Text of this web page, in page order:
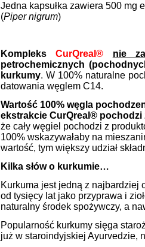
112,00 zł
Cena regularna: 134,90 zł
do koszyka
Jedna kapsułka zawiera 500 mg
(Piper nigrum)
KompleksCurQreal® nie
petrochemicznych
kurkumy. W 100% naturalne
datowania węglem C14.
Wartość 100% węgla
ekstrakcie CurQreal®
że cały węgiel pochodzi z
100% wskazywałaby na
wartość, tym większy udział
Kilka słów o kurkumie…
Kurkuma jest jedną z najbardziej
od tysięcy lat jako przyprawa i
naturalny środek spożywczy, a
Popularność kurkumy sięga
już w staroindyjskiej Ayurvedzie,